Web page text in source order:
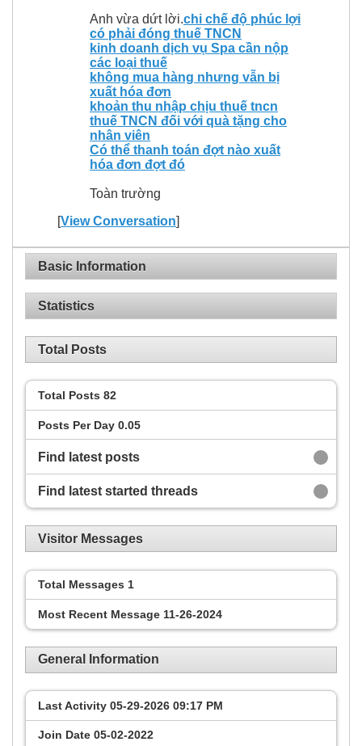
Anh vừa dứt lời.chi chế độ phúc lợi
có phải đóng thuế TNCN
kinh doanh dịch vụ Spa cần nộp
các loại thuế
không mua hàng nhưng vẫn bị
xuất hóa đơn
khoản thu nhập chịu thuế tncn
thuế TNCN đối với quà tặng cho
nhân viên
Có thể thanh toán đợt nào xuất
hóa đơn đợt đó
Toàn trường
[View Conversation]
Basic Information
Statistics
Total Posts
Total Posts 82
Posts Per Day 0.05
Find latest posts
Find latest started threads
Visitor Messages
Total Messages 1
Most Recent Message 11-26-2024
General Information
Last Activity 05-29-2026 09:17 PM
Join Date 05-02-2022